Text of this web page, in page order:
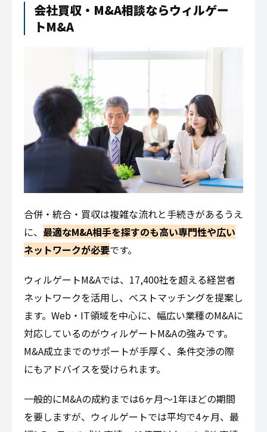
会社買収・M&A相談ならウィルゲー
トM&A
合併・統合・買収は複雑な流れと手続きがあるうえ
に、 最適なM&A相手を探すのも高い専門性や広い
ネットワークが必要です。
ウィルゲートM&Aでは、17,400社を超える経営者
ネットワークを活用し、ベストマッチングを提案し
ます。Web・IT領域を中心に、幅広い業種のM&Aに
対応しているのがウィルゲートM&Aの強みです。
M&A成立までのサポートが手厚く、条件交渉の際
にもアドバイスを受けられます。
一般的にM&Aの成約までは6ヶ月〜1年ほどの期間
を要しますが、ウィルゲートでは平均で4ヶ月、最